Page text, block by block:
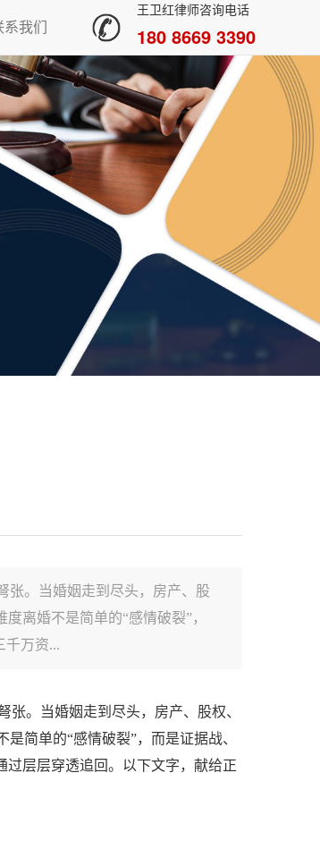
系我们
王卫红律师咨询电话
180 8669 3390
张。当婚姻走到尽头，房产、股
离婚不是简单的“感情破裂”，
千万资...
。当婚姻走到尽头，房产、股权、
简单的“感情破裂”，而是证据战、
过层层穿透追回。以下文字，献给正